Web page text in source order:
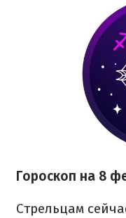
Гороскоп на 8
Стрельцам